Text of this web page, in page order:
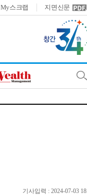
My스크랩 지면신문
기사입력 : 2024-07-03